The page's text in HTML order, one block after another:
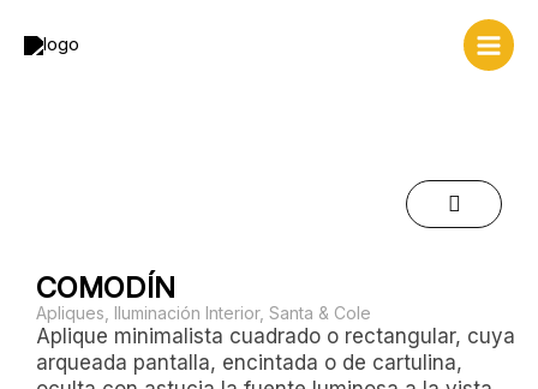
COMODÍN
Apliques Iluminación Interior, Santa & Cole
Aplique minimalista cuadrado o rectangular, cuya
arqueada pantalla, encintada o de cartulina,